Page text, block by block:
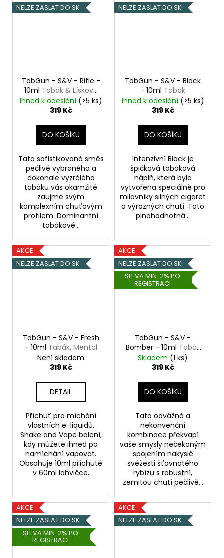
NELZE ZASLAT DO SK
TobGun - S&V - Rifle -
10ml Tabák & Lískový
oříšek
Ihned k odeslání (>5 ks)
319 Kč
DO KOŠÍKU
Tato sofistikovaná směs
pečlivě vybraného a
dokonale vyzrálého
tabáku vás okamžitě
zaujme svým
komplexním chuťovým
profilem. Dominantní
tabákové...
NELZE ZASLAT DO SK
TobGun - S&V - Black
- 10ml Tabák
Ihned k odeslání (>5 ks)
319 Kč
DO KOŠÍKU
Intenzivní Black je
špičková tabáková
náplň, která byla
vytvořena speciálně pro
milovníky silných cigaret
a výrazných chutí. Tato
plnohodnotná...
AKCE
NELZE ZASLAT DO SK
TobGun - S&V - Fresh
- 10ml Tabák, Mentol
Není skladem
319 Kč
DETAIL
Příchuť pro míchání
vlastních e-liquidů.
Shake and Vape balení,
kdy můžete ihned po
namíchání vapovat.
Obsahuje 10ml příchutě
v 60ml lahvičce.
AKCE
NELZE ZASLAT DO SK
SLEVA MIN. 2% PO
REGISTRACI
TobGun - S&V -
Bomber - 10ml Tabák
& Černý rybíz
Skladem (1 ks)
319 Kč
DO KOŠÍKU
Tato odvážná a
nekonvenční
kombinace překvapí
vaše smysly nečekaným
spojením nakyslé
svěžesti šťavnatého
rybízu s robustní,
zemitou chutí pečlivě...
AKCE
NELZE ZASLAT DO SK
SLEVA MIN. 2% PO
REGISTRACI
AKCE
NELZE ZASLAT DO SK